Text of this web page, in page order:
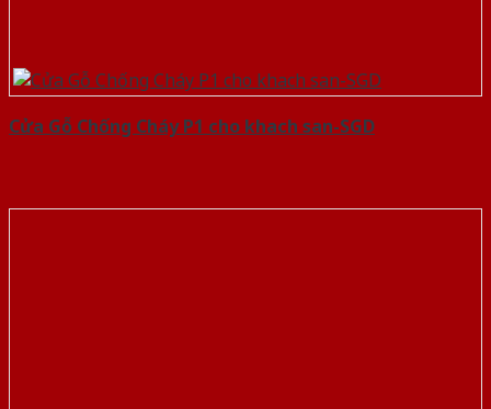
Cửa Gỗ Chống Cháy P1 cho khach san-SGD